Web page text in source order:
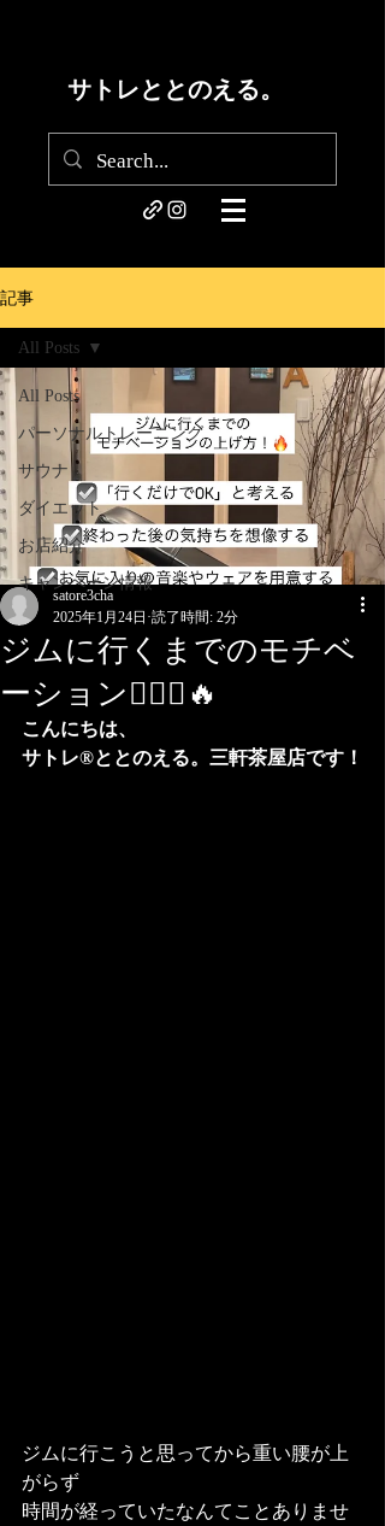
サトレととのえる。
記事
All Posts
パーソナルトレーニング
サウナ
ダイエット
お店紹介
キャンペーン情報
All Posts
ジムに行くまでのモチベ
ーション🏃🏼‍♀️🔥
satore3cha
2025年1月24日 読了時間: 2分
こんにちは、
サトレ®︎ととのえる。三軒茶屋店です！
ジムに行こうと思ってから重い腰が上
がらず
時間が経っていたなんてことありませ